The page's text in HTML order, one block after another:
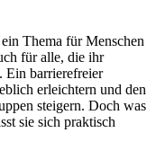
Thema für Menschen
für alle, die ihr
Ein barrierefreier
erleichtern und den
steigern. Doch was
sie sich praktisch